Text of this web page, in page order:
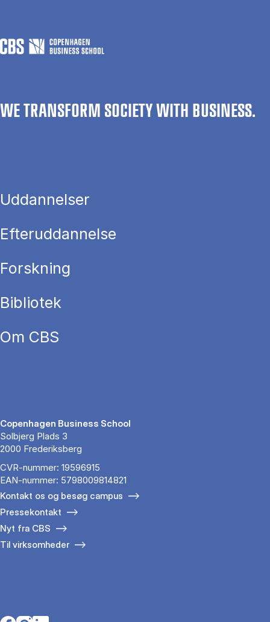
WE TRANSFORM SOCIETY WITH BUSINESS.
Uddannelser
Efteruddannelse
Forskning
Bibliotek
Om CBS
Copenhagen Business School
Solbjerg Plads 3
2000 Frederiksberg
CVR-nummer: 19596915
EAN-nummer: 5798009814821
Kontakt os og besøg campus
Pressekontakt
Nyt fra CBS
Til virksomheder